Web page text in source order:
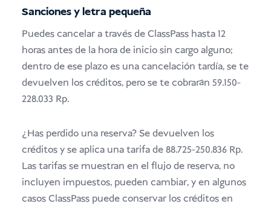
Sanciones y letra pequeña
Puedes cancelar a través de ClassPass hasta 12
horas antes de la hora de inicio sin cargo alguno;
dentro de ese plazo es una cancelación tardía, se te
devuelven los créditos, pero se te cobrarán 59.150-
228.033 Rp.
¿Has perdido una reserva? Se devuelven los
créditos y se aplica una tarifa de 88.725-250.836 Rp.
Las tarifas se muestran en el flujo de reserva, no
incluyen impuestos, pueden cambiar, y en algunos
casos ClassPass puede conservar los créditos en